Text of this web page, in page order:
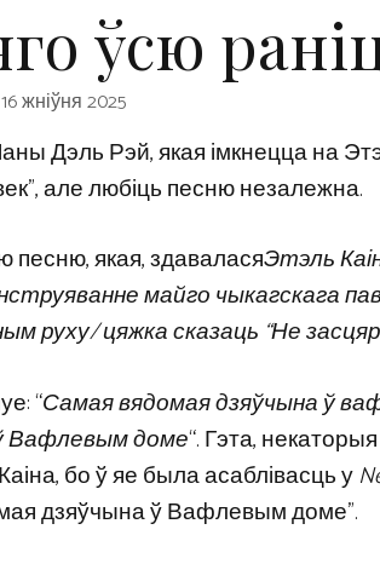
ўсю
16 жніўня 2025
Дэль Рэй, якая імкнецца на
але любіць песню незалежна.
песню, якая, здаваласяЭтэль
майго чыкагскага
руху/ цяжка сказаць “Не
“Самая вядомая дзяўчына ў
Вафлевым доме“. Гэта, некаторыя
бо ў яе была асаблівасць у
дзяўчына ў Вафлевым доме”.